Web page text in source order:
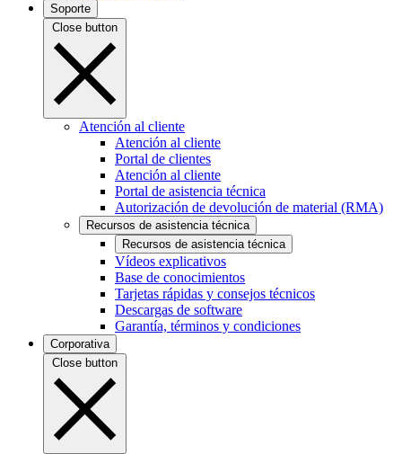
Soporte
Close button
Atención al cliente
Atención al cliente
Portal de clientes
Atención al cliente
Portal de asistencia técnica
Autorización de devolución de material (RMA)
Recursos de asistencia técnica
Recursos de asistencia técnica
Vídeos explicativos
Base de conocimientos
Tarjetas rápidas y consejos técnicos
Descargas de software
Garantía, términos y condiciones
Corporativa
Close button